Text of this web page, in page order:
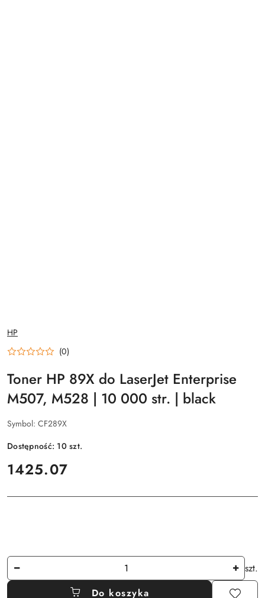
NAZWA
PRODUCENTA:
HP
(0)
Toner HP 89X do LaserJet Enterprise
M507, M528 | 10 000 str. | black
Symbol: CF289X
Dostępność: 10szt.
cena:
1425.07
Ilość
szt.
Do koszyka